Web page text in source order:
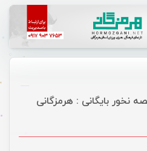
نخور بایگانی : هرمزگانی